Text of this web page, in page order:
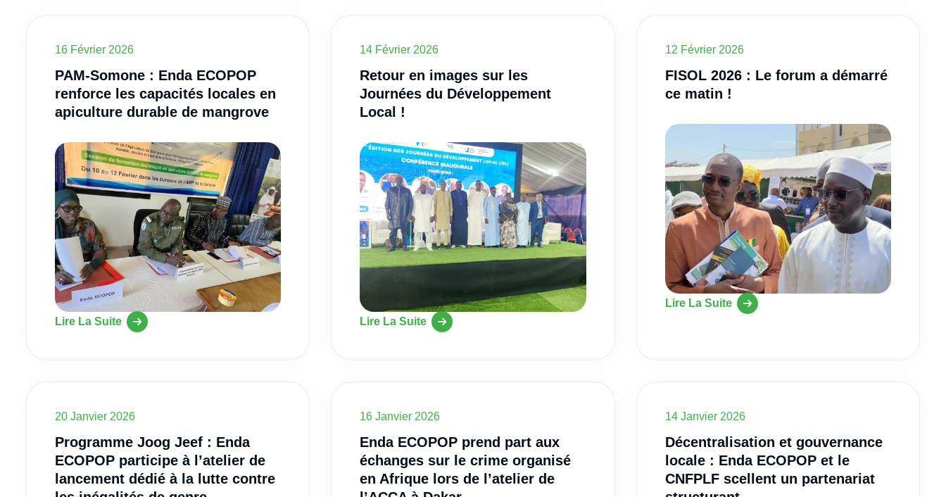
16 Février 2026
PAM-Somone : Enda ECOPOP
renforce les capacités locales en
apiculture durable de mangrove
Lire La Suite
14 Février 2026
Retour en images sur les
Journées du Développement
Local !
Lire La Suite
12 Février 2026
FISOL 2026 : Le forum a démarré
ce matin !
Lire La Suite
20 Janvier 2026
Programme Joog Jeef : Enda
ECOPOP participe à l’atelier de
lancement dédié à la lutte contre
16 Janvier 2026
Enda ECOPOP prend part aux
échanges sur le crime organisé
en Afrique lors de l’atelier de
14 Janvier 2026
Décentralisation et gouvernance
locale : Enda ECOPOP et le
CNFPLF scellent un partenariat